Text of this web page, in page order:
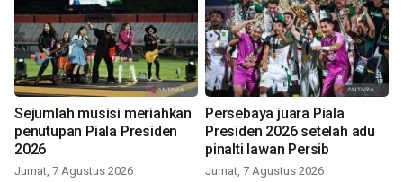
Sejumlah musisi meriahkan
penutupan Piala Presiden
2026
Jumat, 7 Agustus 2026
Persebaya juara Piala
Presiden 2026 setelah adu
pinalti lawan Persib
Jumat, 7 Agustus 2026